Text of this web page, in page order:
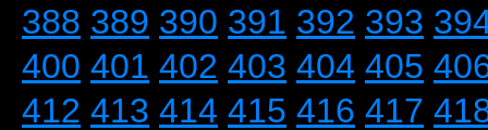
388 389 390 391 392 393
400 401 402 403 404 405
412 413 414 415 416 417